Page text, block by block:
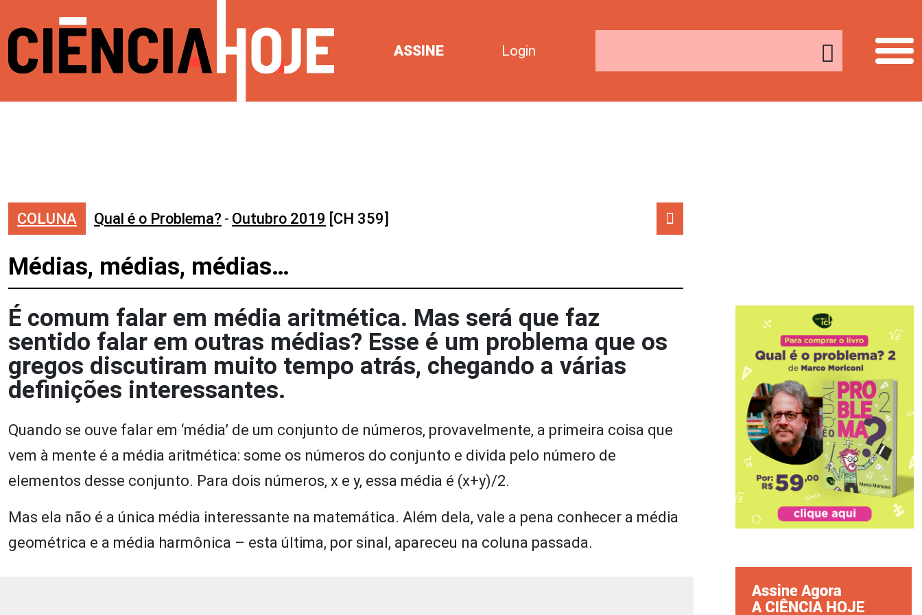
ASSINE Login
COLUNA Qual é o Problema? - Outubro 2019 [CH 359]
Médias, médias, médias…
É comum falar em média aritmética. Mas será que faz
sentido falar em outras médias? Esse é um problema que os
gregos discutiram muito tempo atrás, chegando a várias
definições interessantes.
Quando se ouve falar em ‘média’ de um conjunto de números, provavelmente, a primeira coisa que
vem à mente é a média aritmética: some os números do conjunto e divida pelo número de
elementos desse conjunto. Para dois números, x e y, essa média é (x+y)/2.
Mas ela não é a única média interessante na matemática. Além dela, vale a pena conhecer a média
geométrica e a média harmônica – esta última, por sinal, apareceu na coluna passada.